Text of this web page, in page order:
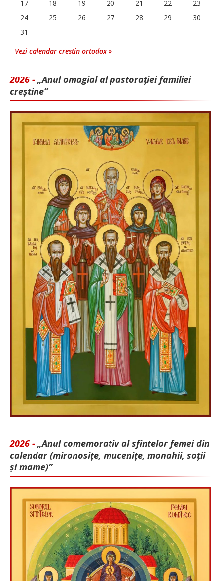
17 18 19 20 21 22
23
24
25 26 27 28 29
30
31
Vezi calendar crestin ortodox »
2026 - „Anul omagial al pastorației familiei
creștine”
2026 - „Anul comemorativ al sfintelor femei din
calendar (mironosițe, mu­cenițe, monahii, soții
și mame)”